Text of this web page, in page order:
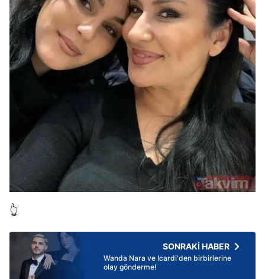
👆
SONRAKİ HABER
Wanda Nara ve Icardi'den birbirlerine
olay gönderme!